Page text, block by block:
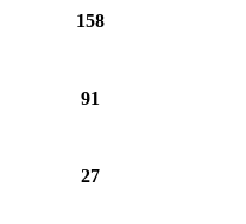
158
91
27